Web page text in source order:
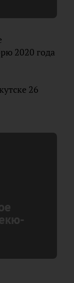
2020 года
26